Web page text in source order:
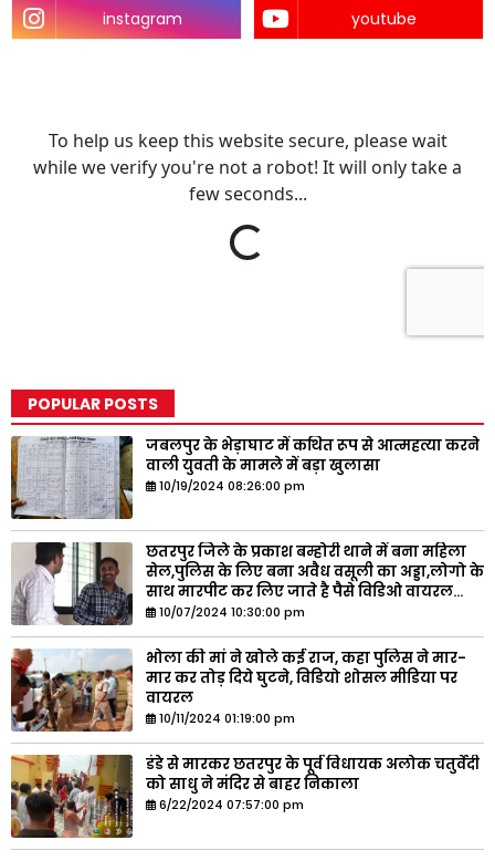
instagram youtube
POPULAR POSTS
जबलपुर के भेड़ाघाट में कथित रूप से आत्महत्या करने
वाली युवती के मामले में बड़ा खुलासा
10/19/2024 08:26:00 pm
छतरपुर जिले के प्रकाश बम्होरी थाने में बना महिला
सेल,पुलिस के लिए बना अवैध वसूली का अड्डा,लोगो के
साथ मारपीट कर लिए जाते है पैसे विडिओ वायरल...
10/07/2024 10:30:00 pm
भोला की मां ने खोले कई राज, कहा पुलिस ने मार-
मार कर तोड़ दिये घुटने, विडियो शोसल मीडिया पर
वायरल
10/11/2024 01:19:00 pm
डंडे से मारकर छतरपुर के पूर्व विधायक अलोक चतुर्वेदी
को साधु ने मंदिर से बाहर निकाला
6/22/2024 07:57:00 pm